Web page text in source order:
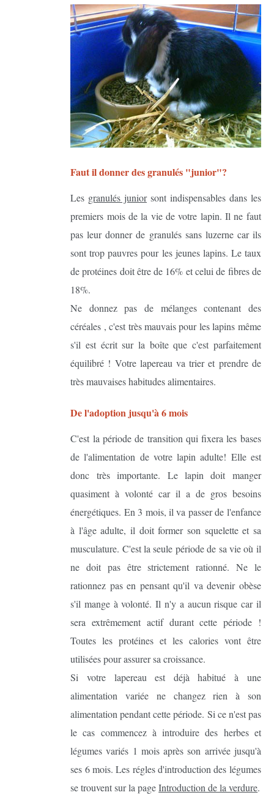
Faut il donner des granulés "junior"?
Les granulés juniorsont indispensables dans les
premiers mois de la vie de votre lapin. Il ne faut
pas leur donner de granulés sans luzerne car ils
sont trop pauvres pour les jeunes lapins. Le taux
de protéines doit être de 16% et celui de fibres de
18%.
Ne donnez pas de mélanges contenant des
céréales , c'est très mauvais pour les lapins même
s'il est écrit sur la boîte que c'est parfaitement
équilibré ! Votre lapereau va trier et prendre de
très mauvaises habitudes alimentaires.
De l'adoption jusqu'à 6 mois
C'est la période de transition qui fixera les bases
de l'alimentation de votre lapin adulte! Elle est
donc très importante. Le lapin doit manger
quasiment à volonté car il a de gros besoins
énergétiques. En 3 mois, il va passer de l'enfance
à l'âge adulte, il doit former son squelette et sa
musculature. C'est la seule période de sa vie où il
ne doit pas être strictement rationné. Ne le
rationnez pas en pensant qu'il va devenir obèse
s'il mange à volonté. Il n'y a aucun risque car il
sera extrêmement actif durant cette période !
Toutes les protéines et les calories vont être
utilisées pour assurer sa croissance.
Si votre lapereau est déjà habitué à une
alimentation variée ne changez rien à son
alimentation pendant cette période. Si ce n'est pas
le cas commencez à introduire des herbes et
légumes variés 1 mois après son arrivée jusqu'à
ses 6 mois. Les régles d'introduction des légumes
se trouvent sur la pageIntroduction de la verdure.